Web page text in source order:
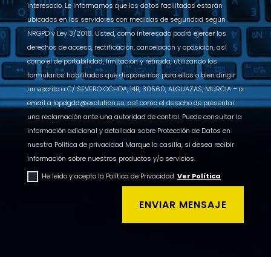
interesado. Le informamos que los datos facilitados estarán
ubicados en los servidores con medidas de seguridad según
NRGPD y Ley 3/2018. Usted, como interesado podrá ejercer los
derechos de acceso, rectificación, cancelación y oposición, así
como el de portabilidad, limitación y retirada, utilizando los
formularios habilitados que disponemos para ellos o bien dirigir
un escrito a C/ SEVERO OCHOA, 14B, 30560, ALGUAZAS, MURCIA – o
email a lopdgdd@exolution.es, así como el derecho de presentar
una reclamación ante una autoridad de control. Puede consultar la
información adicional y detallada sobre Protección de Datos en
nuestra Política de privacidad Marque la casilla, si desea recibir
información sobre nuestros productos y/o servicios.
He leído y acepto la Política de Privacidad.Ver Política
ENVIAR MENSAJE